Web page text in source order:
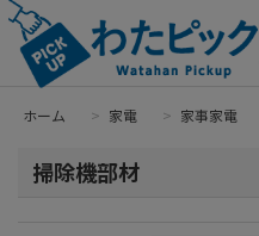
ホーム > 家電 > 家事家電
掃除機部材